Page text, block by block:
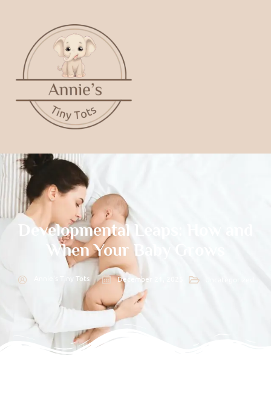
Developmental Leaps: How and
When Your Baby Grows
Annie's Tiny Tots December 21, 2025